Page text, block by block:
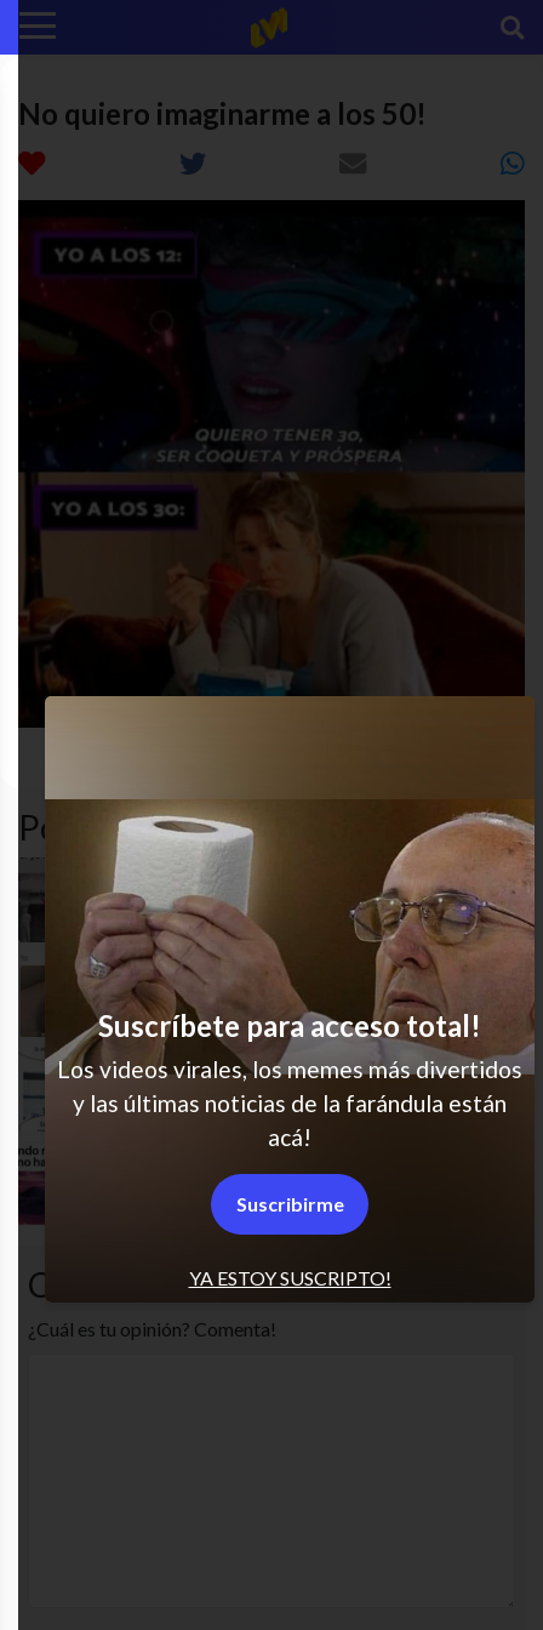
No quiero imaginarme a los 50!
Popular en LVI
Definitivamente
Ay nuuu
La vida misma
Comentarios
¿Cuál es tu opinión? Comenta!
YA ESTOY SUSCRIPTO!
Suscríbete para acceso total!
Los videos virales, los memes más divertidos
y las últimas noticias de la farándula están
acá!
Suscribirme